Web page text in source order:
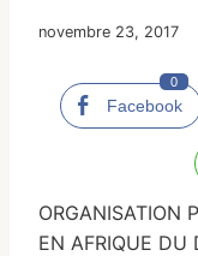
novembre 23, 2017
Facebook
0
ORGANISATION
EN AFRIQUE DU